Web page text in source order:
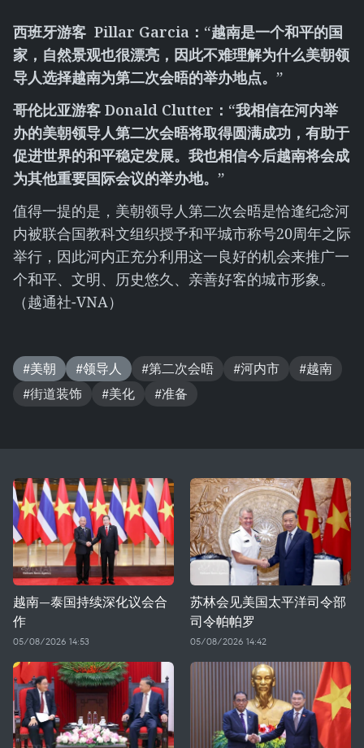
西班牙游客 Pillar Garcia ：“越南是一个和平的国
家，自然景观也很漂亮，因此不难理解为什么美朝领
导人选择越南为第二次会晤的举办地点。”
哥伦比亚游客 Donald Clutter ：“我相信在河内举
办的美朝领导人第二次会晤将取得圆满成功，有助于
促进世界的和平稳定发展。我也相信今后越南将会成
为其他重要国际会议的举办地。”
值得一提的是，美朝领导人第二次会晤是恰逢纪念河
内被联合国教科文组织授予和平城市称号20周年之际
举行，因此河内正充分利用这一良好的机会来推广一
个和平、文明、历史悠久、亲善好客的城市形象。
（越通社-VNA）
#美朝 #领导人 #第二次会晤 #河内市
#越南
#街道装饰
#美化 #准备
越南—泰国持续深化议会合
作
05/08/2026 14:53
苏林会见美国太平洋司令部
司令帕帕罗
05/08/2026 14:42